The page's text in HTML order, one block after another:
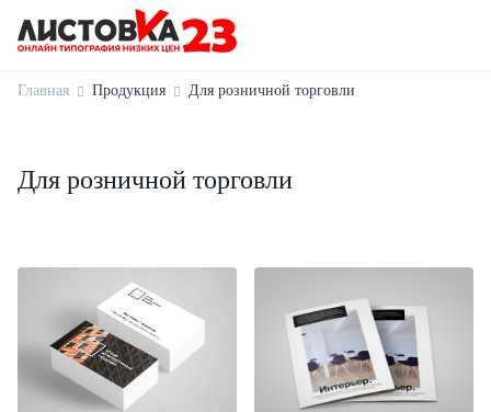
Главная Продукция Для розничной торговли
Для розничной торговли